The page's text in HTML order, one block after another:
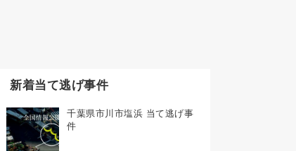
新着当て逃げ事件
千葉県市川市塩浜 当て逃げ事
件